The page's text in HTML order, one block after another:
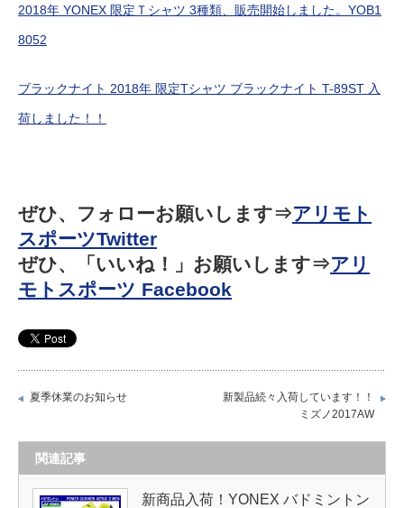
2018年 YONEX 限定Ｔシャツ 3種類、販売開始しました。YOB1
8052
ブラックナイト 2018年 限定Tシャツ ブラックナイト T-89ST 入
荷しました！！
ぜひ、フォローお願いします⇒アリモト
スポーツTwitter
ぜひ、「いいね！」お願いします⇒アリ
モトスポーツ Facebook
夏季休業のお知らせ
新製品続々入荷しています！！
ミズノ2017AW
関連記事
新商品入荷！YONEX バドミントン